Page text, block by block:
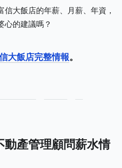
大飯店的年薪、月薪、年資，
心的建議嗎？
大飯店完整情報。
動產管理顧問薪水情